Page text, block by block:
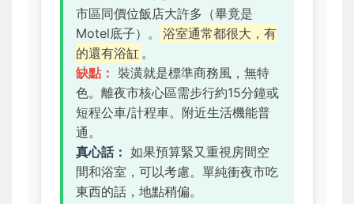
市區同價位飯店大許多（畢竟是
Motel底子）。
浴室通常都很大，有
的還有浴缸 。
缺點： 裝潢就是標準商務風，無特
色。離夜市核心區需步行約15分鐘或
短程公車/計程車。附近生活機能普
通。
真心話： 如果預算緊又重視房間空
間和浴室，可以考慮。單純衝夜市吃
東西的話，地點稍偏。